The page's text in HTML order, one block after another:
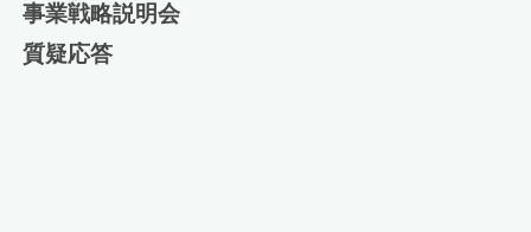
事業戦略説明会
質疑応答